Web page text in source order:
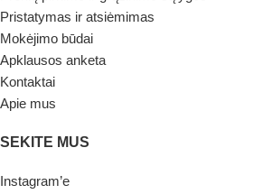
Pristatymas ir atsiėmimas
Mokėjimo būdai
Apklausos anketa
Kontaktai
Apie mus
SEKITE MUS
Instagram’e